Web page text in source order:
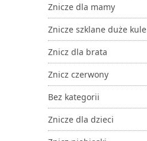
Znicze dla mamy
Znicze szklane duże kule
Znicz dla brata
Znicz czerwony
Bez kategorii
Znicze dla dzieci